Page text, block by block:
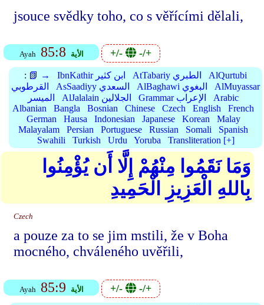
jsouce svědky toho, co s věřícími dělali,
Ayah 85:8 الأية +/- -/+
: 📗 → IbnKathir ابن كثير AtTabariy الطبري
AlQurtubi
القرطوبي
AsSaadiyy السعدي AlBaghawi البغوي
AlMuyassar
الميسر
AlJalalain الجلالين Grammar الإعراب
Arabic
Albanian
Bangla Bosnian Chinese Czech English
French
German
Hausa Indonesian Japanese Korean
Malay
Malayalam
Persian Portuguese Russian Somali
Spanish
Swahili
Turkish Urdu Yoruba Transliteration [+]
وَمَا نَقَمُوا مِنْهُمْ إِلَّا أَن يُؤْمِنُوا
بِاللهِ الْعَزِيزِ الْحَمِيدِ
Czech
a pouze za to se jim mstili, že v Boha
mocného, chváleného uvěřili,
Ayah 85:9 الأية +/- -/+